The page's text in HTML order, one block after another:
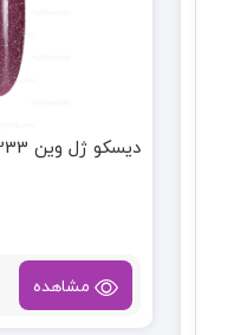
دیسکو ژل وین 233
مشاهده